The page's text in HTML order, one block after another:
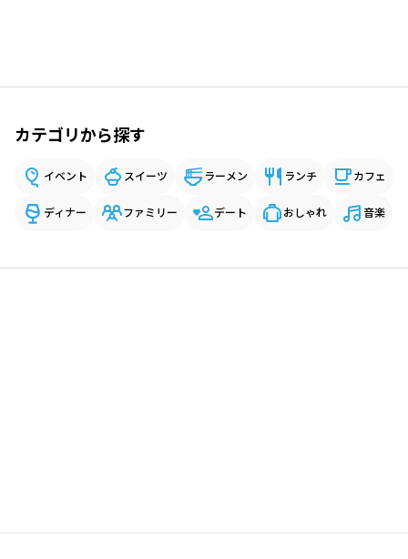
カテゴリから探す
イベント スイーツ ラーメン ランチ カフェ
ディナー ファミリー デート おしゃれ 音楽